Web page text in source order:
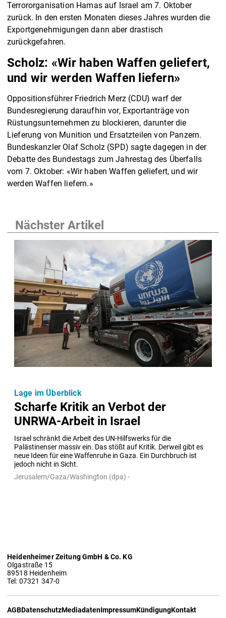
Terrororganisation Hamas auf Israel am 7. Oktober
zurück. In den ersten Monaten dieses Jahres wurden die
Exportgenehmigungen dann aber drastisch
zurückgefahren.
Scholz: «Wir haben Waffen geliefert,
und wir werden Waffen liefern»
Oppositionsführer Friedrich Merz (CDU) warf der
Bundesregierung daraufhin vor, Exportanträge von
Rüstungsunternehmen zu blockieren, darunter die
Lieferung von Munition und Ersatzteilen von Panzern.
Bundeskanzler Olaf Scholz (SPD) sagte dagegen in der
Debatte des Bundestags zum Jahrestag des Überfalls
vom 7. Oktober: «Wir haben Waffen geliefert, und wir
werden Waffen liefern.»
Nächster Artikel
Scharfe Kritik an Verbot der
UNRWA-Arbeit in Israel
Israel schränkt die Arbeit des UN-Hilfswerks für die
Palästinenser massiv ein. Das stößt auf Kritik. Derweil gibt es
neue Ideen für eine Waffenruhe in Gaza. Ein Durchbruch ist
jedoch nicht in Sicht.
Lage im Überblick
Jerusalem/Gaza/Washington (dpa) -
Heidenheimer Zeitung GmbH & Co. KG
Olgastraße 15
89518 Heidenheim
Tel: 07321 347-0
AGBDatenschutzMediadatenImpressumKündigungKontakt